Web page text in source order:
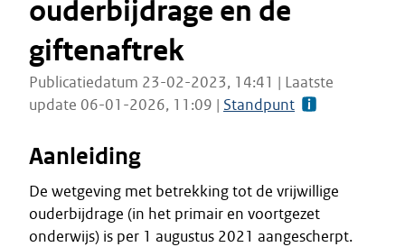
ouderbijdrage en de
giftenaftrek
Publicatiedatum 23-02-2023, 14:41 | Laatste
update 06-01-2026, 11:09 | Standpunt
Aanleiding
De wetgeving met betrekking tot de vrijwillige
ouderbijdrage (in het primair en voortgezet
onderwijs) is per 1 augustus 2021 aangescherpt.